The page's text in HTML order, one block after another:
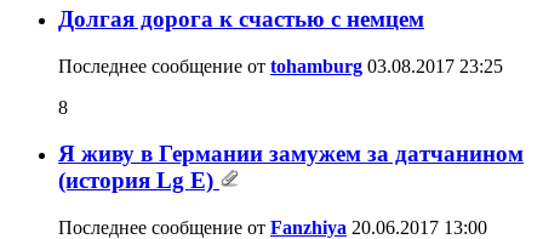
Долгая дорога к счастью с немцем
Последнее сообщение от tohamburg 03.08.2017 23:25
8
Я живу в Германии замужем за датчанином
(история Lg E)
Последнее сообщение от Fanzhiya 20.06.2017 13:00